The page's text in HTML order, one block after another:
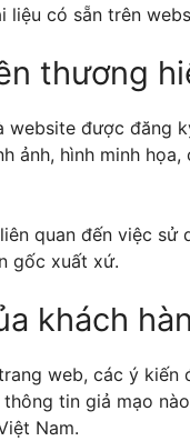
liệu có sẵn trên
thương
website được đăng
ảnh, hình minh
quan đến việc
gốc xuất xứ.
khách
web, các ý kiến
tin giả mạo
Nam.